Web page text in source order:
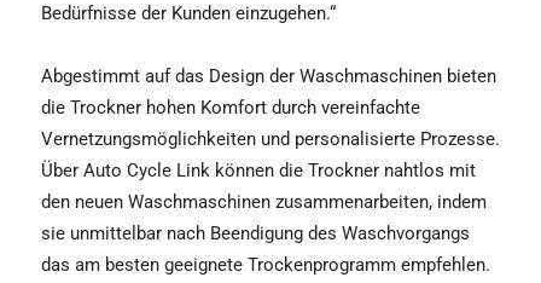
Bedürfnisse der Kunden einzugehen.“
Abgestimmt auf das Design der Waschmaschinen bieten
die Trockner hohen Komfort durch vereinfachte
Vernetzungsmöglichkeiten und personalisierte Prozesse.
Über Auto Cycle Link können die Trockner nahtlos mit
den neuen Waschmaschinen zusammenarbeiten, indem
sie unmittelbar nach Beendigung des Waschvorgangs
das am besten geeignete Trockenprogramm empfehlen.